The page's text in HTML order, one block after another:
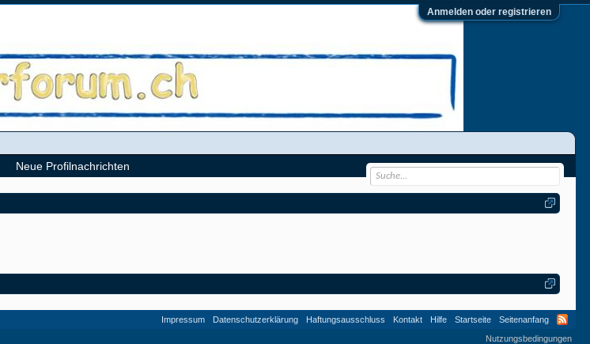
Anmelden oder registrieren
Neue Profilnachrichten
Impressum Datenschutzerklärung Haftungsausschluss Kontakt Hilfe Startseite
Seitenanfang
Nutzungsbedingungen